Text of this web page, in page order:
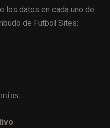
los datos en cada uno de
de Futbol Sites: